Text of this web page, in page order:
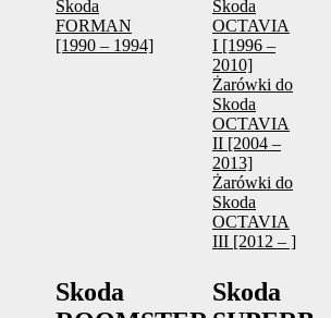
Skoda
FORMAN
[1990 – 1994]
Skoda
OCTAVIA
I [1996 –
2010]
Żarówki do
Skoda
OCTAVIA
II [2004 –
2013]
Żarówki do
Skoda
OCTAVIA
III [2012 – ]
Skoda
Skoda